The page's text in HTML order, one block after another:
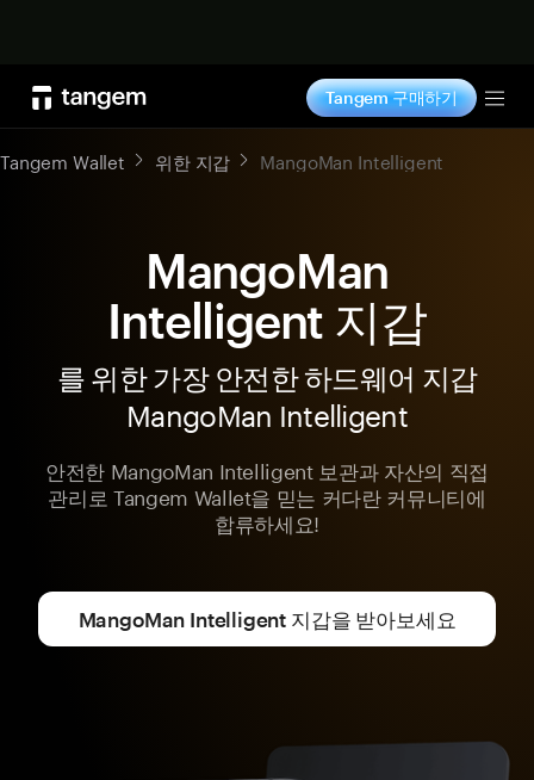
Tangem 구매하기
Tangem Wallet 위한 지갑 MangoMan Intelligent
MangoMan
Intelligent 지갑
를 위한 가장 안전한 하드웨어 지갑
MangoMan Intelligent
안전한 MangoMan Intelligent 보관과 자산의 직접
관리로 Tangem Wallet을 믿는 커다란 커뮤니티에
합류하세요!
MangoMan Intelligent 지갑을 받아보세요